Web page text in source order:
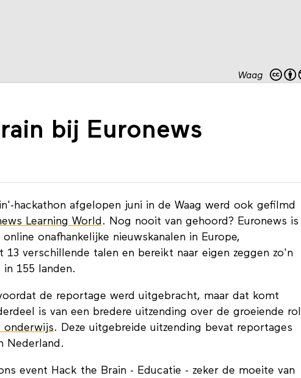
Waag
bij Euronews
hackathon afgelopen juni in de Waag werd ook gefilmd
Learning World. Nog nooit van gehoord? Euronews is
onafhankelijke nieuwskanalen in Europe,
13 verschillende talen en bereikt naar eigen zeggen zo'n
155 landen.
de reportage werd uitgebracht, maar dat komt
is van een bredere uitzending over de groeiende rol
onderwijs. Deze uitgebreide uitzending bevat reportages
Nederland.
event Hack the Brain - Educatie - zeker de moeite van